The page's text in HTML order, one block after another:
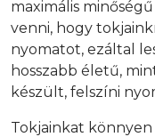
maximális
venni, hogy
nyomatot, ezáltal
hosszabb életű,
készült, felszíni
Tokjainkat